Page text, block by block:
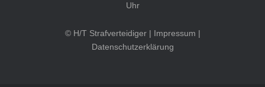
Uhr
© H/T Strafverteidiger | Impressum |
Datenschutzerklärung